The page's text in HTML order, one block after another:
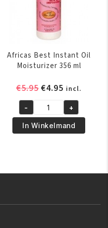
aantal
Africas Best Instant Oil
Moisturizer 356 ml
€5.95
was:
€5.95.
€4.95 Huidige
prijs
is:
€4.95.
incl.
Africas
Best
Instant
356
- +
In Winkelmand